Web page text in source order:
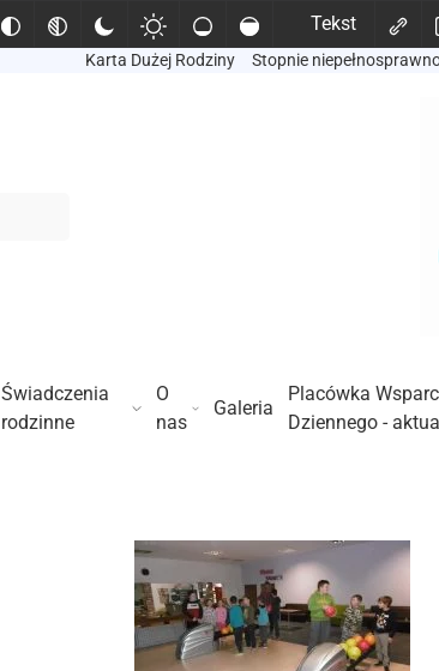
Tekst
Karta Dużej Rodziny Stopnie
Świadczenia
rodzinne
O
nas
Galeria
Placówka
Dziennego -